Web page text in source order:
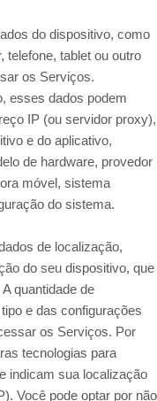
do dispositivo, como
telefone, tablet ou outro
os Serviços.
esses dados podem
IP (ou servidor proxy),
e do aplicativo,
de hardware, provedor
móvel, sistema
do sistema.
de localização,
do seu dispositivo, que
quantidade de
e das configurações
os Serviços. Por
tecnologias para
indicam sua localização
Você pode optar por não